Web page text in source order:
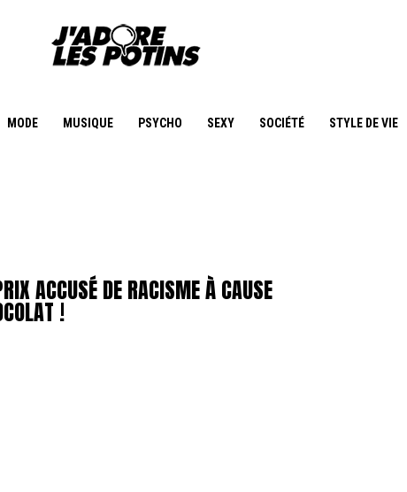
MODE MUSIQUE PSYCHO SEXY SOCIÉTÉ STYLE DE VIE
ACCUSÉ DE RACISME À CAUSE
!